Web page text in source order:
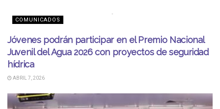
COMUNICADOS
Jóvenes podrán participar en el Premio Nacional
Juvenil del Agua 2026 con proyectos de seguridad
hídrica
ABRIL 7, 2026